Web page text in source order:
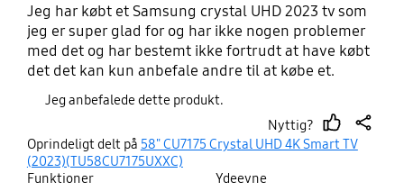
Jeg har købt et Samsung crystal UHD 2023 tv som
jeg er super glad for og har ikke nogen problemer
med det og har bestemt ikke fortrudt at have købt
det det kan kun anbefale andre til at købe et.
Jeg anbefalede dette produkt.
Nyttig?
thumbshare
Oprindeligt delt på 58" CU7175 Crystal UHD 4K Smart TV
(2023)(TU58CU7175UXXC)
Funktioner
Ydeevne